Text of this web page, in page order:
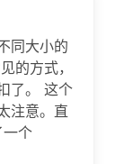
同大小的
的方式，
了。 这个
注意。直
个